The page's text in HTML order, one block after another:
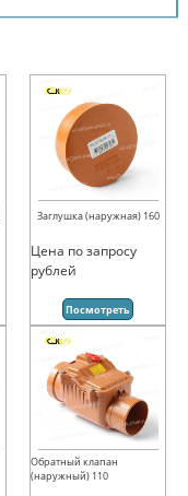
Заглушка (наружная) 160
Цена по запросу
рублей
Посмотреть
Обратный клапан
(наружный) 110